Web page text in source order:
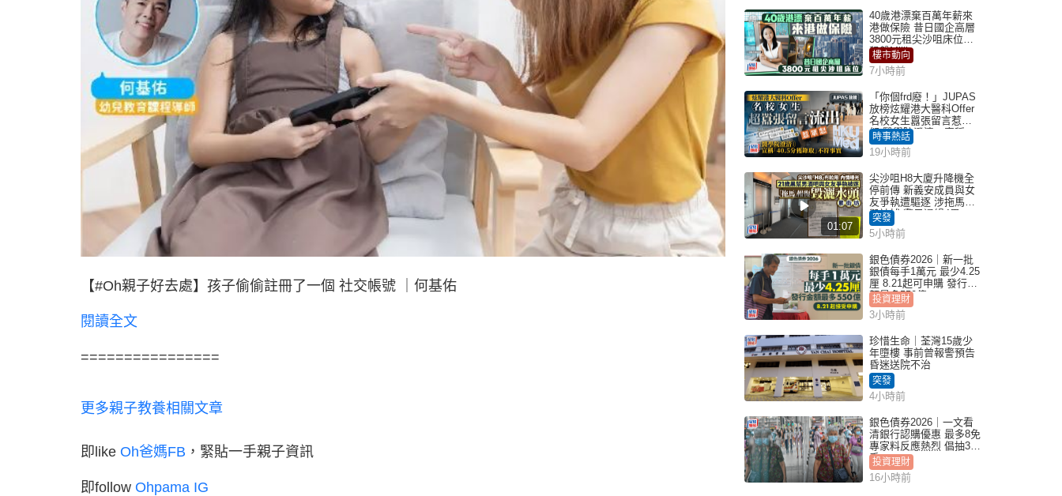
【#Oh親子好去處】孩子偷偷註冊了一個 社交帳號 ｜何基佑
閱讀全文
================
更多親子教養相關文章
即like Oh爸媽FB ，緊貼一手親子資訊
即follow Ohpama IG
40歲港漂棄百萬年薪來
港做保險 昔日國企高層
3800元租尖沙咀床位｜
租盤Million
樓市動向
7小時前
「你個frd廢！」JUPAS
放榜炫耀港大醫科Offer
名校女生囂張留言惹眾
怒 醫學院澄清：宣稱
「40.5分獲錄取」不符事
實｜Juicy叮
時事熱話
19小時前
01:07
尖沙咀H8大廈升降機全
停前傳 新義安成員與女
友爭執遭驅逐 涉拖馬刑
毀被捕 警另通緝4男
突發
5小時前
銀色債券2026｜新一批
銀債每手1萬元 最少4.25
厘 8.21起可申購 發行金
額最多550億
投資理財
3小時前
珍惜生命｜荃灣15歲少
年墮樓 事前曾報警預告
昏迷送院不治
突發
4小時前
銀色債券2026｜一文看
清銀行認購優惠 最多8免
專家料反應熱烈 倡抽30
手
投資理財
16小時前